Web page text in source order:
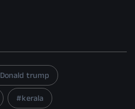
Donald trump
kerala